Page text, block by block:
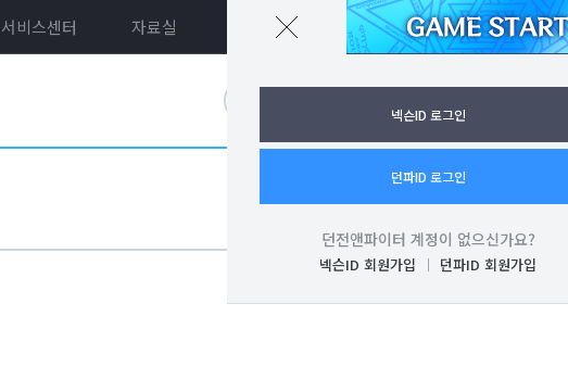
서비스센터 자료실 던파ON로그인
넥슨ID 로그인
던파ID 로그인
던전앤파이터 계정이 없으신가요?
넥슨ID 회원가입 던파ID 회원가입